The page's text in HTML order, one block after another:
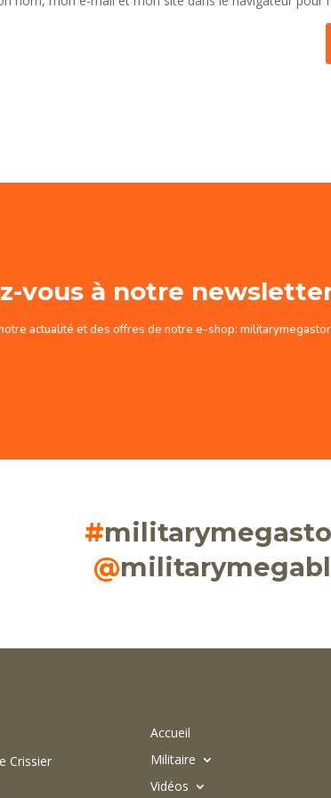
vous à notre
actualité et des offres de notre e-shop:
#
@
Crissier
Accueil
Militaire
Vidéos